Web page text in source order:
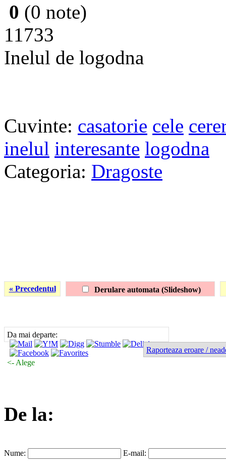
0 (0 note)
11733
Inelul de logodna
Cuvinte: casatorie cele
inelul interesante logodna
Categoria: Dragoste
« Precedentul Derulare automata (Slideshow)
Da mai departe:
<- Alege
Raporteaza eroare /
De la:
Nume: E-mail: